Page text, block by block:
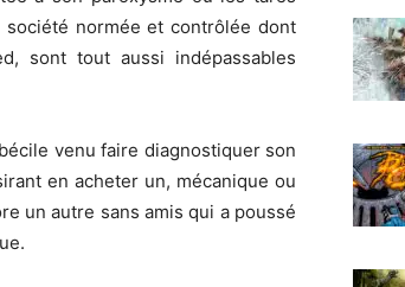
société normée et contrôlée dont
sont tout aussi indépassables
venu faire diagnostiquer son
en acheter un, mécanique ou
un autre sans amis qui a poussé